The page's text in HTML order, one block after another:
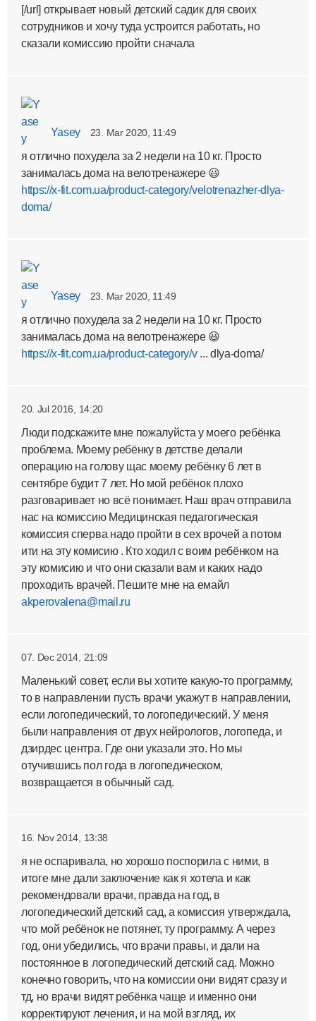
[/url] открывает новый детский садик для своих
сотрудников и хочу туда устроится работать, но
сказали комиссию пройти сначала
Yasey 23. Mar 2020, 11:49
я отлично похудела за 2 недели на 10 кг. Просто
занималась дома на велотренажере 😃
https://x-fit.com.ua/product-category/velotrenazher-dlya-
doma/
Yasey 23. Mar 2020, 11:49
я отлично похудела за 2 недели на 10 кг. Просто
занималась дома на велотренажере 😃
https://x-fit.com.ua/product-category/v... dlya-doma/
20. Jul 2016, 14:20
Люди подскажите мне пожалуйста у моего ребёнка
проблема. Моему ребёнку в детстве делали
операцию на голову щас моему ребёнку 6 лет в
сентябре будит 7 лет. Но мой ребёнок плохо
разговаривает но всё понимает. Наш врач отправила
нас на комиссию Медицинская педагогическая
комиссия сперва надо пройти в сех врочей а потом
ити на эту комисию . Кто ходил с воим ребёнком на
эту комисию и что они сказали вам и каких надо
проходить врачей. Пешите мне на емайл
akperovalena@mail.ru
07. Dec 2014, 21:09
Маленький совет, если вы хотите какую-то программу,
то в направлении пусть врачи укажут в направлении,
если логопедический, то логопедический. У меня
были направления от двух нейрологов, логопеда, и
дзирдес центра. Где они указали это. Но мы
отучившись пол года в логопедическом,
возвращается в обычный сад.
16. Nov 2014, 13:38
я не оспаривала, но хорошо поспорила с ними, в
итоге мне дали заключение как я хотела и как
рекомендовали врачи, правда на год, в
логопедический детский сад, а комиссия утверждала,
что мой ребёнок не потянет, ту программу. А через
год, они убедились, что врачи правы, и дали на
постоянное в логопедический детский сад. Можно
конечно говорить, что на комиссии они видят сразу и
тд, но врачи видят ребёнка чаще и именно они
корректируют лечения, и на мой взгляд, их